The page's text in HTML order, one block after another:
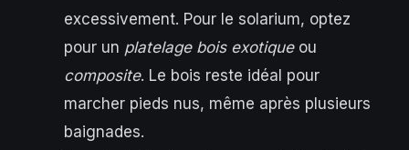
excessivement. Pour le solarium, optez
pour un platelage bois exotiqueou
composite. Le bois reste idéal pour
marcher pieds nus, même après plusieurs
baignades.